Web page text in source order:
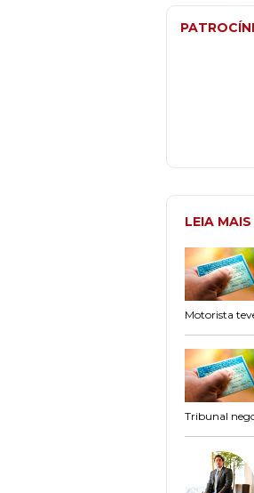
LEIA MAIS
Motorista
Tribunal